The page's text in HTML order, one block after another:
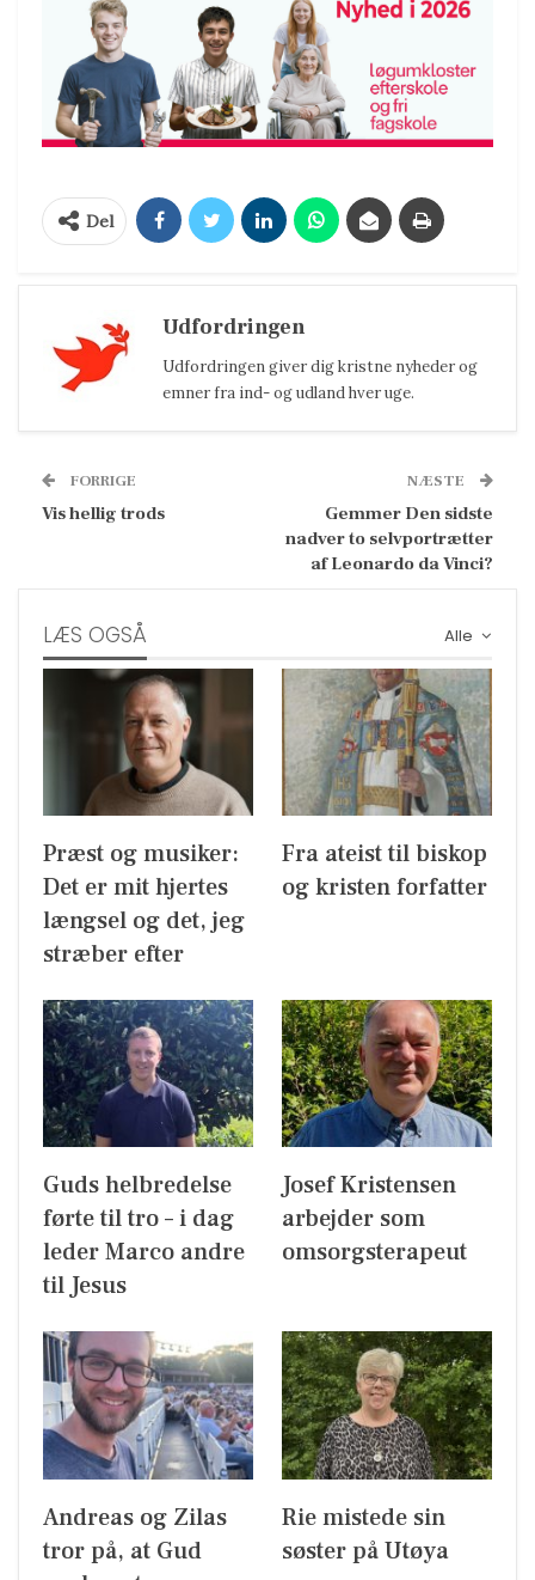
Del
Udfordringen
Udfordringen giver dig kristne nyheder og
emner fra ind- og udland hver uge.
FORRIGE
Vis hellig trods
NÆSTE
Gemmer Den sidste
nadver to selvportrætter
af Leonardo da Vinci?
Alle
LÆS OGSÅ
Præst og musiker:
Det er mit hjertes
længsel og det, jeg
stræber efter
Fra ateist til biskop
og kristen forfatter
Guds helbredelse
førte til tro – i dag
leder Marco andre
til Jesus
Josef Kristensen
arbejder som
omsorgsterapeut
Andreas og Zilas
tror på, at Gud
Rie mistede sin
søster på Utøya